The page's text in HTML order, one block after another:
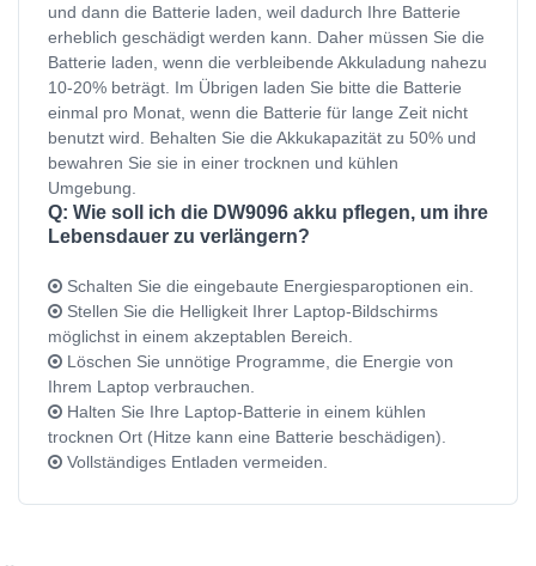
und dann die Batterie laden, weil dadurch Ihre Batterie
erheblich geschädigt werden kann. Daher müssen Sie die
Batterie laden, wenn die verbleibende Akkuladung nahezu
10-20% beträgt. Im Übrigen laden Sie bitte die Batterie
einmal pro Monat, wenn die Batterie für lange Zeit nicht
benutzt wird. Behalten Sie die Akkukapazität zu 50% und
bewahren Sie sie in einer trocknen und kühlen
Umgebung.
Q: Wie soll ich die DW9096 akku pflegen, um ihre
Lebensdauer zu verlängern?
Schalten Sie die eingebaute Energiesparoptionen ein.
Stellen Sie die Helligkeit Ihrer Laptop-Bildschirms
möglichst in einem akzeptablen Bereich.
Löschen Sie unnötige Programme, die Energie von
Ihrem Laptop verbrauchen.
Halten Sie Ihre Laptop-Batterie in einem kühlen
trocknen Ort (Hitze kann eine Batterie beschädigen).
Vollständiges Entladen vermeiden.